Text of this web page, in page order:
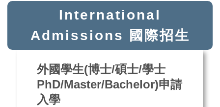
International
Admissions 國際招生
外國學生(博士/碩士/學士
PhD/Master/Bachelor)申請
入學